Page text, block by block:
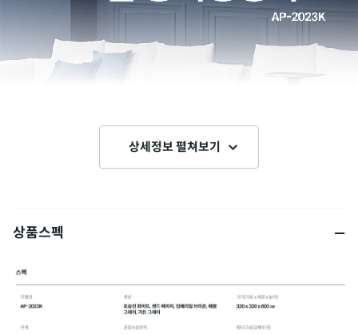
상세정보 펼쳐보기
상품스펙